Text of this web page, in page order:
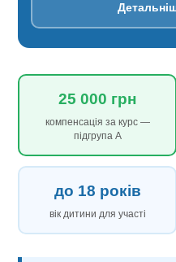
25 000 грн
компенсація за курс —
підгрупа А
до 18 років
вік дитини для участі